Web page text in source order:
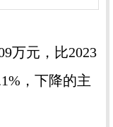
万元，比2023
，下降的主